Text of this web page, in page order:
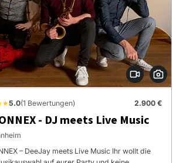
5.0(1 Bewertungen) 2.900 €
- DJ meets Live Music
– DeeJay meets Live Music Ihr wollt die